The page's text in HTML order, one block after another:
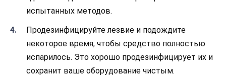
испытанных методов.
Продезинфицируйте лезвие и подождите
некоторое время, чтобы средство полностью
испарилось. Это хорошо продезинфицирует их и
сохранит ваше оборудование чистым.